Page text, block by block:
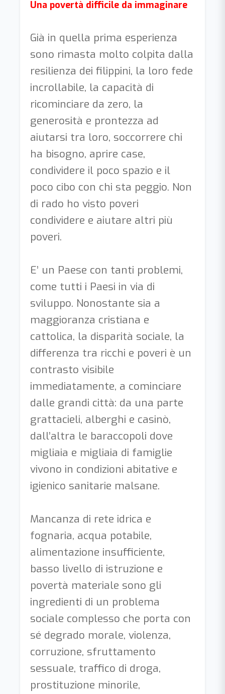
Una povertà difficile da immaginare
Già in quella prima esperienza
sono rimasta molto colpita dalla
resilienza dei filippini, la loro fede
incrollabile, la capacità di
ricominciare da zero, la
generosità e prontezza ad
aiutarsi tra loro, soccorrere chi
ha bisogno, aprire case,
condividere il poco spazio e il
poco cibo con chi sta peggio. Non
di rado ho visto poveri
condividere e aiutare altri più
poveri.
E’ un Paese con tanti problemi,
come tutti i Paesi in via di
sviluppo. Nonostante sia a
maggioranza cristiana e
cattolica, la disparità sociale, la
differenza tra ricchi e poveri è un
contrasto visibile
immediatamente, a cominciare
dalle grandi città: da una parte
grattacieli, alberghi e casinò,
dall’altra le baraccopoli dove
migliaia e migliaia di famiglie
vivono in condizioni abitative e
igienico sanitarie malsane.
Mancanza di rete idrica e
fognaria, acqua potabile,
alimentazione insufficiente,
basso livello di istruzione e
povertà materiale sono gli
ingredienti di un problema
sociale complesso che porta con
sé degrado morale, violenza,
corruzione, sfruttamento
sessuale, traffico di droga,
prostituzione minorile,